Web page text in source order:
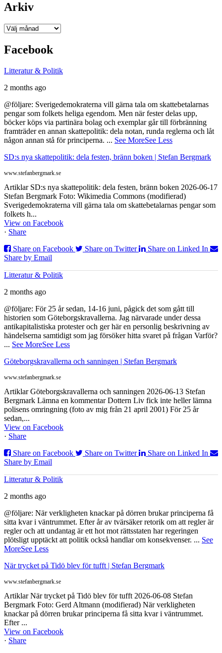
Arkiv
Arkiv
Facebook
Litteratur & Politik
2 months ago
@följare: Sverigedemokraterna vill gärna tala om skattebetalarnas
pengar som folkets heliga egendom. Men när fester delas upp,
böcker köps via partinära bolag och exemplar går till förbränning
framträder en annan skattepolitik: dela notan, runda reglerna och låt
någon annan stå för principerna. ... See MoreSee Less
SD:s nya skattepolitik: dela festen, bränn boken | Stefan Bergmark
www.stefanbergmark.se
Artiklar SD:s nya skattepolitik: dela festen, bränn boken 2026-06-17
Stefan Bergmark Foto: Wikimedia Commons (modifierad)
Sverigedemokraterna vill gärna tala om skattebetalarnas pengar som
folkets h...
View on Facebook
· Share
Share on Facebook
Share on Twitter
Share on Linked In
Share by Email
Litteratur & Politik
2 months ago
@följare: För 25 år sedan, 14-16 juni, pågick det som gått till
historien som Göteborgskravallerna. Jag närvarade under dessa
antikapitalistiska protester och ger här en personlig beskrivning av
händelserna samtidigt som jag försöker hitta svaret på frågan Varför?
... See MoreSee Less
Göteborgskravallerna och sanningen | Stefan Bergmark
www.stefanbergmark.se
Artiklar Göteborgskravallerna och sanningen 2026-06-13 Stefan
Bergmark Lämna en kommentar Dottern Liv fick inte heller lämna
polisens omringning (foto av mig från 21 april 2001) För 25 år
sedan,...
View on Facebook
· Share
Share on Facebook
Share on Twitter
Share on Linked In
Share by Email
Litteratur & Politik
2 months ago
@följare: När verkligheten knackar på dörren brukar principerna få
sitta kvar i väntrummet. Efter år av tvärsäker retorik om att regler är
regler och att undantag är ett hot mot rättsstaten har regeringen
plötsligt upptäckt att politik också handlar om konsekvenser. ... See
MoreSee Less
När trycket på Tidö blev för tufft | Stefan Bergmark
www.stefanbergmark.se
Artiklar När trycket på Tidö blev för tufft 2026-06-08 Stefan
Bergmark Foto: Gerd Altmann (modifierad) När verkligheten
knackar på dörren brukar principerna få sitta kvar i väntrummet.
Efter ...
View on Facebook
· Share